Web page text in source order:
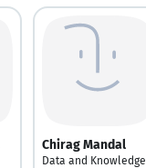
Chirag Mandal
Data and Knowledge